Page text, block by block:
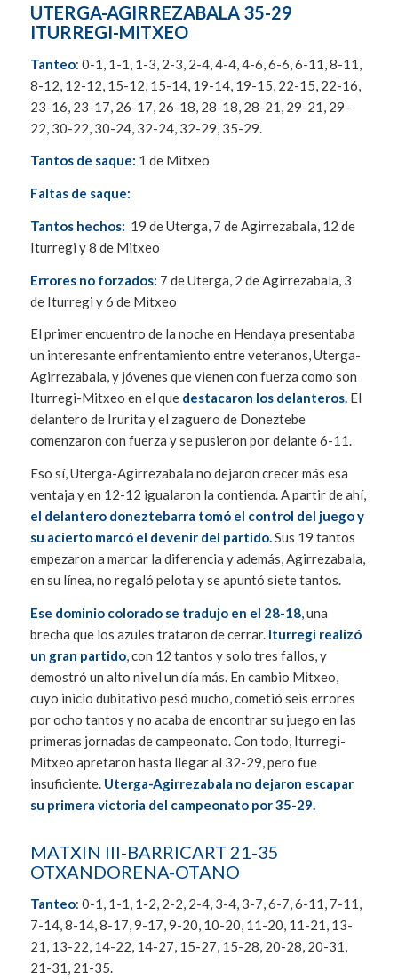
UTERGA-AGIRREZABALA 35-29
ITURREGI-MITXEO
Tanteo: 0-1, 1-1, 1-3, 2-3, 2-4, 4-4, 4-6, 6-6, 6-11, 8-11,
8-12, 12-12, 15-12, 15-14, 19-14, 19-15, 22-15, 22-16,
23-16, 23-17, 26-17, 26-18, 28-18, 28-21, 29-21, 29-
22, 30-22, 30-24, 32-24, 32-29, 35-29.
Tantos de saque: 1 de Mitxeo
Faltas de saque:
Tantos hechos: 19 de Uterga, 7 de Agirrezabala, 12 de
Iturregi y 8 de Mitxeo
Errores no forzados: 7 de Uterga, 2 de Agirrezabala, 3
de Iturregi y 6 de Mitxeo
El primer encuentro de la noche en Hendaya presentaba
un interesante enfrentamiento entre veteranos, Uterga-
Agirrezabala, y jóvenes que vienen con fuerza como son
Iturregi-Mitxeo en el que destacaron los delanteros. El
delantero de Irurita y el zaguero de Doneztebe
comenzaron con fuerza y se pusieron por delante 6-11.
Eso sí, Uterga-Agirrezabala no dejaron crecer más esa
ventaja y en 12-12 igualaron la contienda. A partir de ahí,
el delantero doneztebarra tomó el control del juego y
su acierto marcó el devenir del partido.Sus 19 tantos
empezaron a marcar la diferencia y además, Agirrezabala,
en su línea, no regaló pelota y se apuntó siete tantos.
Ese dominio colorado se tradujo en el 28-18, una
brecha que los azules trataron de cerrar. Iturregi realizó
un gran partido, con 12 tantos y solo tres fallos, y
demostró un alto nivel un día más. En cambio Mitxeo,
cuyo inicio dubitativo pesó mucho, cometió seis errores
por ocho tantos y no acaba de encontrar su juego en las
primeras jornadas de campeonato. Con todo, Iturregi-
Mitxeo apretaron hasta llegar al 32-29, pero fue
insuficiente. Uterga-Agirrezabala no dejaron escapar
su primera victoria del campeonato por 35-29.
MATXIN III-BARRICART 21-35
OTXANDORENA-OTANO
Tanteo: 0-1, 1-1, 1-2, 2-2, 2-4, 3-4, 3-7, 6-7, 6-11, 7-11,
7-14, 8-14, 8-17, 9-17, 9-20, 10-20, 11-20, 11-21, 13-
21, 13-22, 14-22, 14-27, 15-27, 15-28, 20-28, 20-31,
21-31, 21-35.